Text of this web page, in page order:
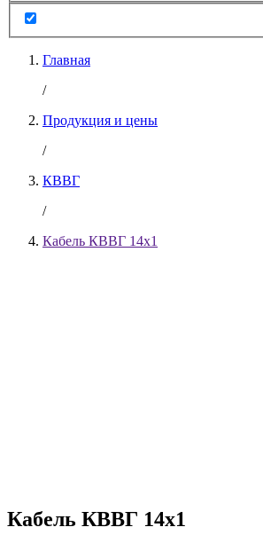
Главная
/
Продукция и цены
/
КВВГ
/
Кабель КВВГ 14х1
Кабель КВВГ 14х1